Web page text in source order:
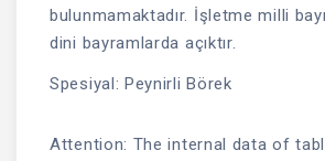
bulunmamaktadır. İşletme milli
dini bayramlarda açıktır.
Spesiyal: Peynirli Börek
Attention: The internal data of